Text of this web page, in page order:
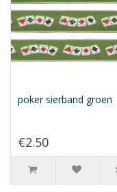
poker sierband groen
€2.50